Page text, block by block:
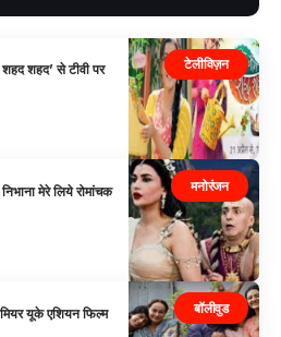
टेलीविज़न
शहद’ से टीवी पर
मनोरंजन
मेरे लिये रोमांचक
बॉलीवुड
यूके एशियन फिल्म